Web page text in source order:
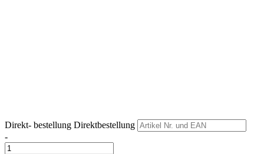
Direkt- bestellung Direktbestellung
-